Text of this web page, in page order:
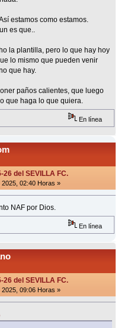
estamos como estamos.
es que..
la plantilla, pero lo que hay hoy
lo mismo que pueden venir
que hay.
paños calientes, que luego
que haga lo que quiera.
En línea
26 del SEVILLA FC.
2025, 02:40 Horas »
NAF por Dios.
En línea
26 del SEVILLA FC.
2025, 09:06 Horas »